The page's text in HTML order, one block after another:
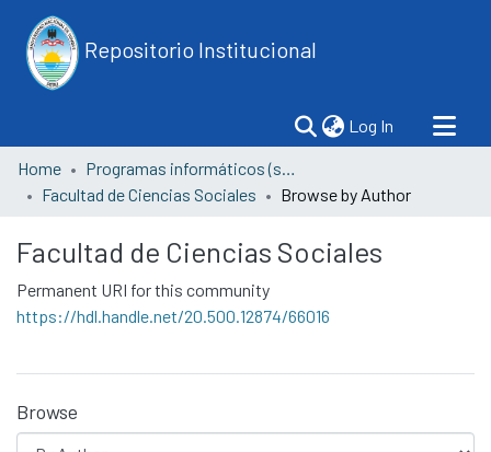
Repositorio Institucional
Log In (current)
Home
Programas informáticos (software)
Facultad de Ciencias Sociales
Browse by Author
Facultad de Ciencias Sociales
Permanent URI for this community
https://hdl.handle.net/20.500.12874/66016
Browse